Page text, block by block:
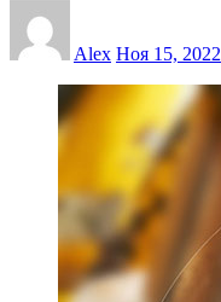
Alex Ноя 15, 2022